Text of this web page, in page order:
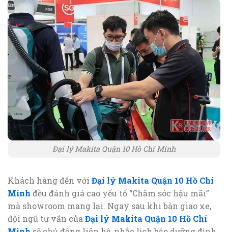
Đại lý Makita Quận 10 Hồ Chí Minh
Khách hàng đến với Đại lý Makita Quận 10 Hồ Chí
Minh đều đánh giá cao yếu tố “Chăm sóc hậu mãi”
mà showroom mang lại. Ngay sau khi bàn giao xe,
đội ngũ tư vấn của Đại lý Makita Quận 10 Hồ Chí